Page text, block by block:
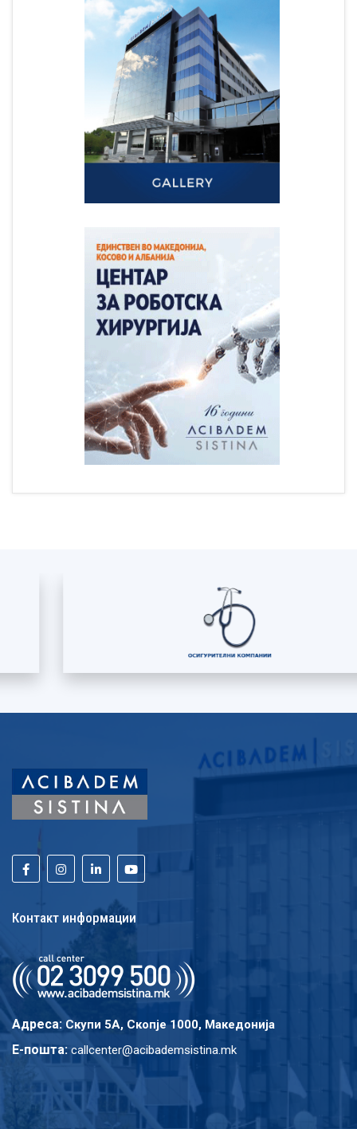
Контакт информации
Адреса: Скупи 5A, Скопје 1000, Македонија
E-пошта: callcenter@acibademsistina.mk